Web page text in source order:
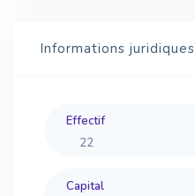
Informations juridiques
Effectif
22
Capital